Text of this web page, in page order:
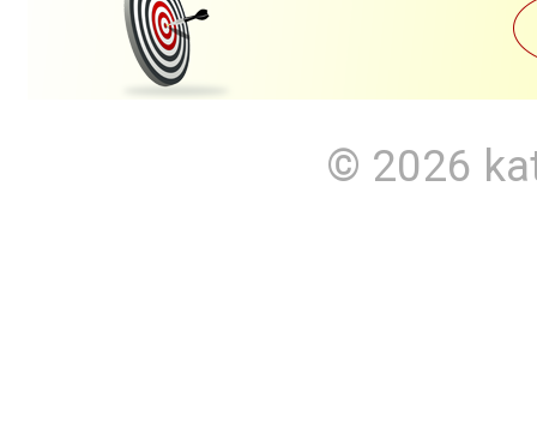
© 2026